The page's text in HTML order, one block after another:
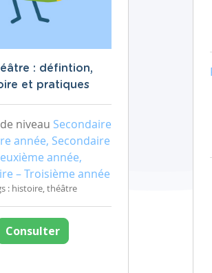
: défintion,
et pratiques
de niveau Secondaire
année, Secondaire
année,
– Troisième année
: histoire, théâtre
Consulter